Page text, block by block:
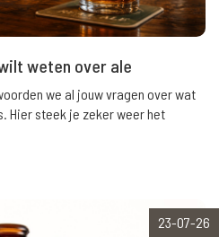
weten over ale
we al jouw vragen over wat
Hier steek je zeker weer het
23-07-26